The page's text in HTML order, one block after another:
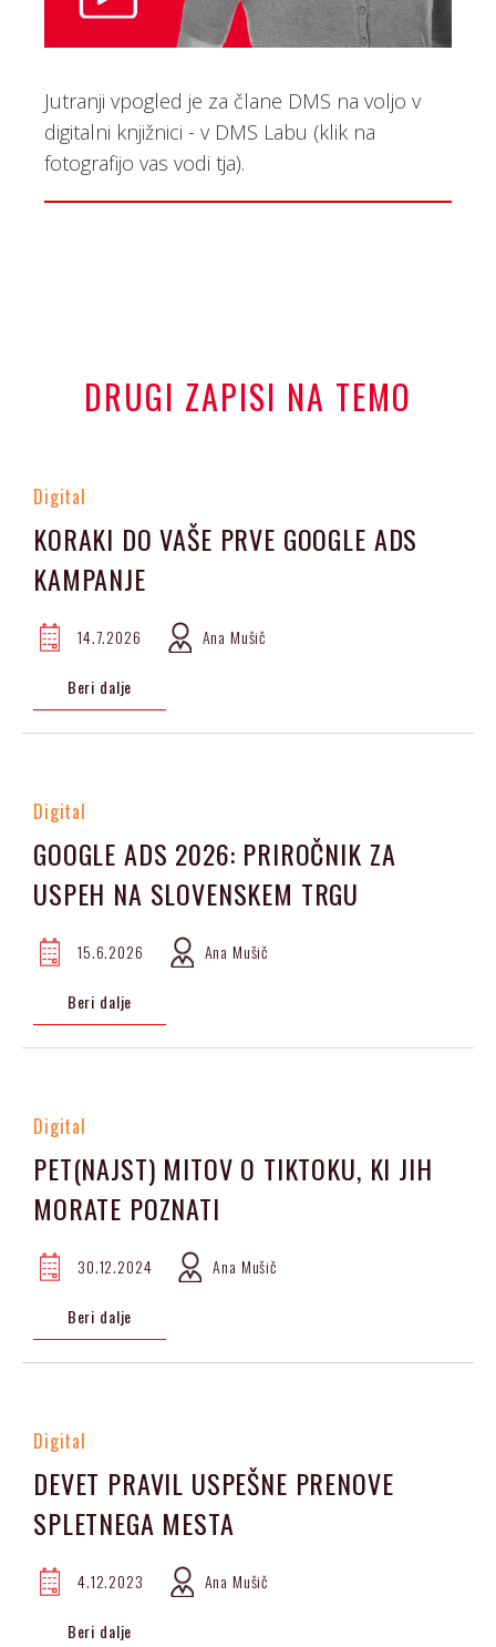
Jutranji vpogled je za člane DMS na voljo v
digitalni knjižnici - v DMS Labu (klik na
fotografijo vas vodi tja).
DRUGI ZAPISI NA TEMO
Digital
KORAKI DO VAŠE PRVE GOOGLE ADS
KAMPANJE
14.7.2026 Ana Mušič
Beri dalje
Digital
GOOGLE ADS 2026: PRIROČNIK ZA
USPEH NA SLOVENSKEM TRGU
15.6.2026 Ana Mušič
Beri dalje
Digital
PET(NAJST) MITOV O TIKTOKU, KI JIH
MORATE POZNATI
30.12.2024 Ana Mušič
Beri dalje
Digital
DEVET PRAVIL USPEŠNE PRENOVE
SPLETNEGA MESTA
4.12.2023 Ana Mušič
Beri dalje